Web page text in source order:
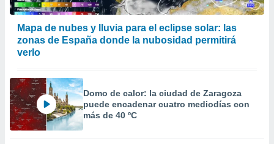
Mapa de nubes y lluvia para el eclipse solar: las
zonas de España donde la nubosidad permitirá
verlo
Domo de calor: la ciudad de Zaragoza
puede encadenar cuatro mediodías con
más de 40 ºC